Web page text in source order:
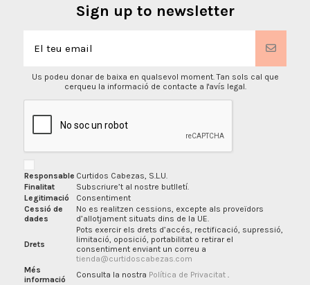
Sign up to newsletter
Us podeu donar de baixa en qualsevol moment. Tan sols cal que
cerqueu la informació de contacte a l'avís legal.
Responsable Curtidos Cabezas, S.L.U.
Finalitat
Subscriure’t al nostre butlletí.
Legitimació
Consentiment
Cessió de
dades
No es realitzen cessions, excepte als proveïdors
d’allotjament situats dins de la UE.
Drets
Pots exercir els drets d’accés, rectificació, supressió,
limitació, oposició, portabilitat o retirar el
consentiment enviant un correu a
tienda@curtidoscabezas.com
Més
informació
Consulta la nostra Política de Privacitat